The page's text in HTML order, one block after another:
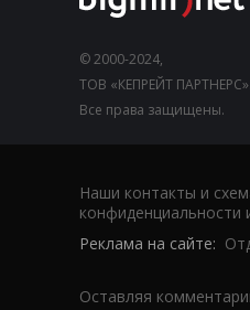
© 2000-2024,
ТОВ «КЕПРЕЙТ ПАРТНЕРС».
Все права защищены.
Наши контакты и
конфиденциальности
Реклама на сайте:
Оставляя